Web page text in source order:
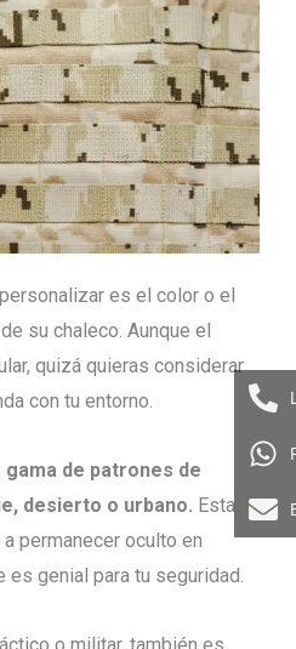
es el color o el
su chaleco. Aunque el
quizá quieras considerar
con tu entorno.
de patrones de
desierto o urbano. Esta
permanecer oculto en
genial para tu seguridad.